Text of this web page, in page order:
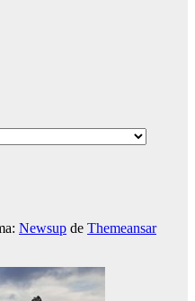
Newsup de Themeansar